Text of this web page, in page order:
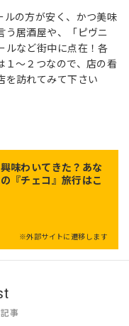
ルの方が安く、かつ美味
う居酒屋や、「ピヴニ
ルなど街中に点在！各
１～２つなので、店の看
を訪れてみて下さい
味わいてきた？あな
『チェコ』旅行はこ
※外部サイトに遷移します
事